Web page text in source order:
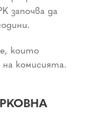
започва да
които
комисията.